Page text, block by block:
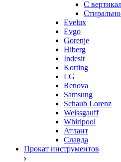
С
Evelux
Evgo
Gorenje
Hiberg
Indesit
Korting
LG
Renova
Samsung
Schaub Lorenz
Weissgauff
Whirlpool
Атлант
Славда
Прокат инструментов